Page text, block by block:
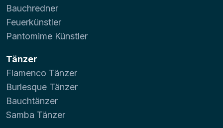
Bauchredner
Feuerkünstler
Pantomime Künstler
Tänzer
Flamenco Tänzer
Burlesque Tänzer
Bauchtänzer
Samba Tänzer